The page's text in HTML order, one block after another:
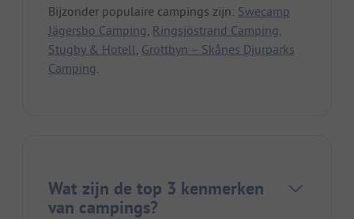
Bijzonder populaire campings zijn: Swecamp
Jägersbo Camping Ringsjöstrand Camping,
Stugby & Hotell Grottbyn – Skånes Djurparks
Camping
Wat zijn de top 3 kenmerken
van campings?